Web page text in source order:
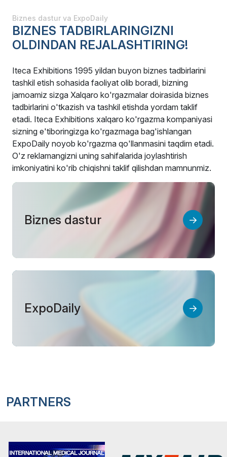
Biznes dastur va ExpoDaily
BIZNES TADBIRLARINGIZNI
OLDINDAN REJALASHTIRING!
Iteca Exhibitions 1995 yildan buyon biznes tadbirlarini
tashkil etish sohasida faoliyat olib boradi, bizning
jamoamiz sizga Xalqaro ko'rgazmalar doirasida biznes
tadbirlarini o'tkazish va tashkil etishda yordam taklif
etadi. Iteca Exhibitions xalqaro ko'rgazma kompaniyasi
sizning e'tiboringizga ko'rgazmaga bag'ishlangan
ExpoDaily noyob ko'rgazma qo'llanmasini taqdim etadi.
O'z reklamangizni uning sahifalarida joylashtirish
imkoniyatini ko'rib chiqishni taklif qilishdan mamnunmiz.
Biznes dastur
ExpoDaily
PARTNERS